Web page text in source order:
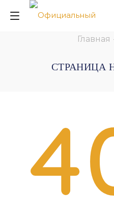
Главная
СТРАНИЦА